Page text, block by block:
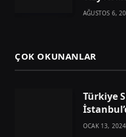
AĞUSTOS 6,
ÇOK OKUNANLAR
Türkiye
OCAK 13, 2024